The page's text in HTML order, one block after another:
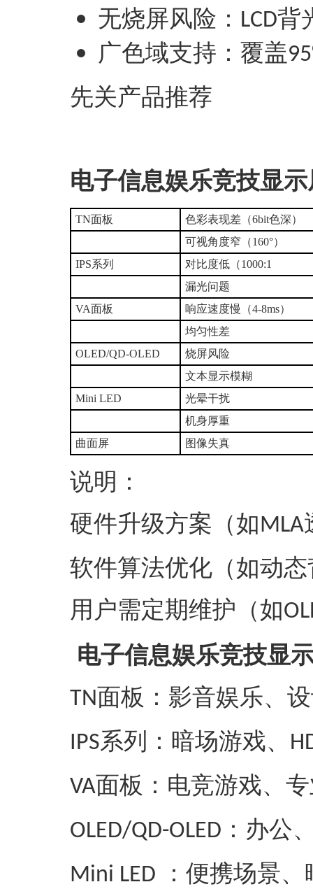
‌无烧屏风险‌： LCD背
‌广色域支持‌：覆盖
先关产品推荐
电子信息娱乐竞技显示
‌TN面板
色彩表现差（6bit色深）
可视角度窄（160°）
‌IPS系列
对比度低（1000:1
漏光问题
VA面板‌
响应速度慢（4-8ms）
均匀性差
OLED/QD-OLED‌
烧屏风险
文本显示模糊
Mini LED
光晕干扰
机身厚重
曲面屏‌
图像失真
说明 ‌：
‌硬件升级方案‌（如MLA
软件算法优化‌（如动
用户需定期维护（如
电子信息娱乐竞技显
TN面板：影音娱乐、
IPS系列：暗场游戏、
VA面板：电竞游戏、
OLED/QD-OLED ：办公
Mini LED
：便携场景